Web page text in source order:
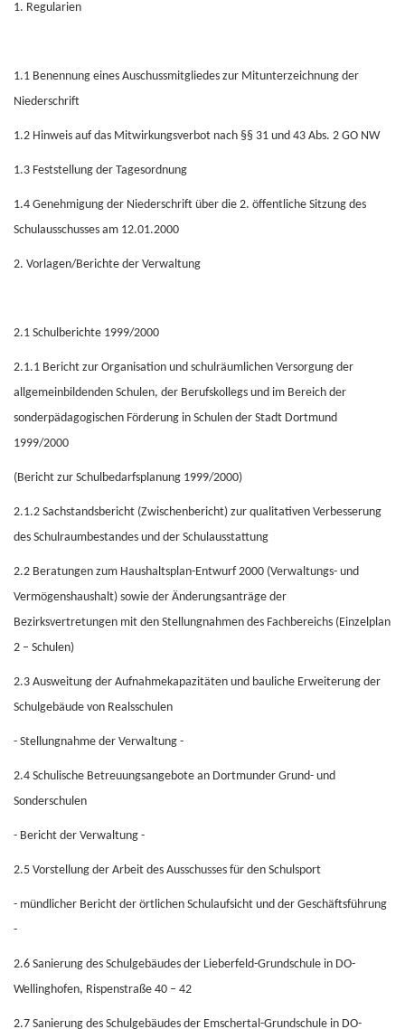
1. Regularien
1.1 Benennung eines Auschussmitgliedes zur Mitunterzeichnung der
Niederschrift
1.2 Hinweis auf das Mitwirkungsverbot nach §§ 31 und 43 Abs. 2 GO NW
1.3 Feststellung der Tagesordnung
1.4 Genehmigung der Niederschrift über die 2. öffentliche Sitzung des
Schulausschusses am 12.01.2000
2. Vorlagen/Berichte der Verwaltung
2.1 Schulberichte 1999/2000
2.1.1 Bericht zur Organisation und schulräumlichen Versorgung der
allgemeinbildenden Schulen, der Berufskollegs und im Bereich der
sonderpädagogischen Förderung in Schulen der Stadt Dortmund
1999/2000
(Bericht zur Schulbedarfsplanung 1999/2000)
2.1.2 Sachstandsbericht (Zwischenbericht) zur qualitativen Verbesserung
des Schulraumbestandes und der Schulausstattung
2.2 Beratungen zum Haushaltsplan-Entwurf 2000 (Verwaltungs- und
Vermögenshaushalt) sowie der Änderungsanträge der
Bezirksvertretungen mit den Stellungnahmen des Fachbereichs (Einzelplan
2 – Schulen)
2.3 Ausweitung der Aufnahmekapazitäten und bauliche Erweiterung der
Schulgebäude von Realsschulen
- Stellungnahme der Verwaltung -
2.4 Schulische Betreuungsangebote an Dortmunder Grund- und
Sonderschulen
- Bericht der Verwaltung -
2.5 Vorstellung der Arbeit des Ausschusses für den Schulsport
- mündlicher Bericht der örtlichen Schulaufsicht und der Geschäftsführung
-
2.6 Sanierung des Schulgebäudes der Lieberfeld-Grundschule in DO-
Wellinghofen, Rispenstraße 40 – 42
2.7 Sanierung des Schulgebäudes der Emschertal-Grundschule in DO-